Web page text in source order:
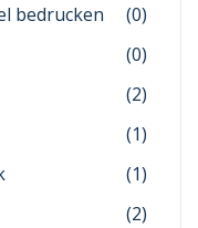
bedrucken
(0)
(0)
(2)
(1)
(1)
(2)